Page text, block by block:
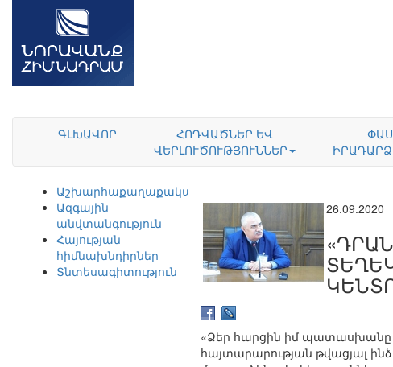
ԳԼԽԱՎՈՐ
ՀՈԴՎԱԾՆԵՐ ԵՎ
ՎԵՐԼՈՒԾՈՒԹՅՈՒՆՆԵՐ
Աշխարհաքաղաքականություն
Ազգային
անվտանգություն
Հայության
հիմնախնդիրներ
Տնտեսագիտություն
26.09.2020
«Ձեր հարցին իմ պատասխանը
հայտարարության թվացյալ